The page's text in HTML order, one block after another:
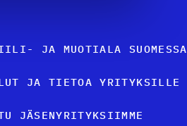
JA MUOTIALA SUOMESSA
JA TIETOA YRITYKSILLE
JÄSENYRITYKSIIMME